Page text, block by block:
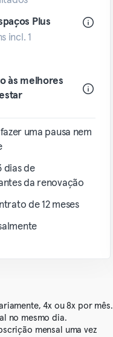
Plus
incl. 1
às melhores
uma pausa nem
dias de
da renovação
de 12 meses
4x ou 8x por mês.
no mesmo dia.
mensal uma vez